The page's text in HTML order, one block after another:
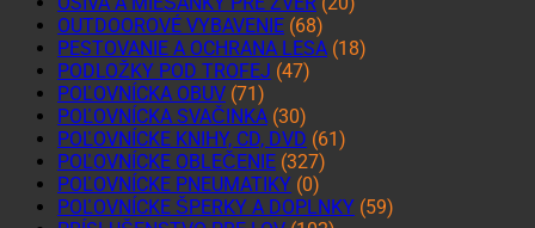
OUTDOOROVÉ VYBAVENIE (68)
PESTOVANIE A OCHRANA LESA (18)
PODLOŽKY POD TROFEJ (47)
POĽOVNÍCKA OBUV (71)
POĽOVNÍCKA SVAČINKA (30)
POĽOVNÍCKE KNIHY, CD, DVD (61)
POĽOVNÍCKE OBLEČENIE (327)
POĽOVNÍCKE PNEUMATIKY (0)
POĽOVNÍCKE ŠPERKY A DOPLNKY (59)